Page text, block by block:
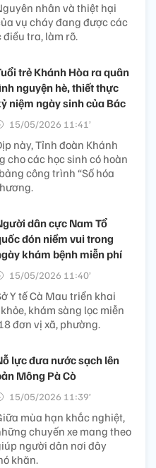
nhân và thiệt hại
vụ cháy đang được các
tra, làm rõ.
trẻ Khánh Hòa ra quân
nguyện hè, thiết thực
niệm ngày sinh của Bác
15/05/2026 11:41’
này, Tỉnh đoàn Khánh
cho các học sinh có hoàn
công trình “Số hóa
dân cực Nam Tổ
đón niềm vui trong
khám bệnh miễn phí
15/05/2026 11:40’
Y tế Cà Mau triển khai
khám sàng lọc miễn
đơn vị xã, phường.
lực đưa nước sạch lên
Mông Pà Cò
15/05/2026 11:39’
mùa hạn khắc nghiệt,
chuyến xe mang theo
người dân nơi đây
khăn.